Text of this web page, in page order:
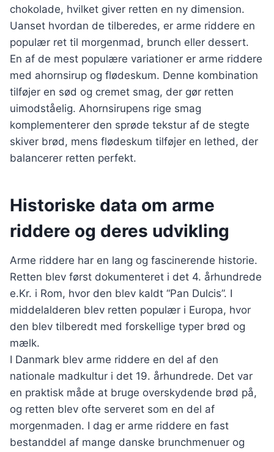
chokolade, hvilket giver retten en ny dimension.
Uanset hvordan de tilberedes, er arme riddere en
populær ret til morgenmad, brunch eller dessert.
En af de mest populære variationer er arme riddere
med ahornsirup og flødeskum. Denne kombination
tilføjer en sød og cremet smag, der gør retten
uimodståelig. Ahornsirupens rige smag
komplementerer den sprøde tekstur af de stegte
skiver brød, mens flødeskum tilføjer en lethed, der
balancerer retten perfekt.
Historiske data om arme
riddere og deres udvikling
Arme riddere har en lang og fascinerende historie.
Retten blev først dokumenteret i det 4. århundrede
e.Kr. i Rom, hvor den blev kaldt “Pan Dulcis”. I
middelalderen blev retten populær i Europa, hvor
den blev tilberedt med forskellige typer brød og
mælk.
I Danmark blev arme riddere en del af den
nationale madkultur i det 19. århundrede. Det var
en praktisk måde at bruge overskydende brød på,
og retten blev ofte serveret som en del af
morgenmaden. I dag er arme riddere en fast
bestanddel af mange danske brunchmenuer og